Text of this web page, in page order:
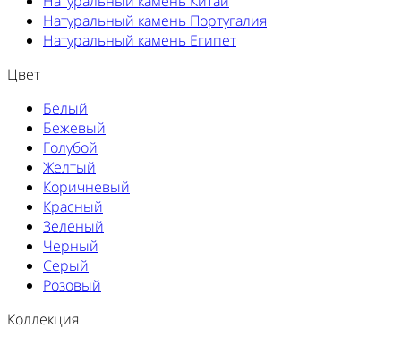
Натуральный камень Португалия
Натуральный камень Египет
Цвет
Белый
Бежевый
Голубой
Желтый
Коричневый
Красный
Зеленый
Черный
Серый
Розовый
Коллекция